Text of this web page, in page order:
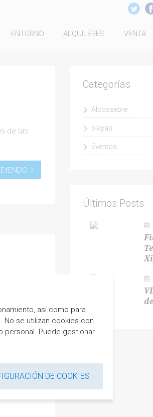
ENTORNO ALQUILERES VENTA
de las
Categorías
Alcossebre
playas
Eventos
Últimos Posts
así como para
No se utilizan cookies con
personal. Puede gestionar
DE COOKIES